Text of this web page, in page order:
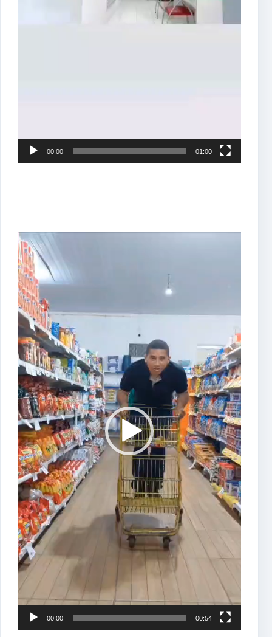
00:00 01:00
Tocador
de
vídeo
00:00 00:54